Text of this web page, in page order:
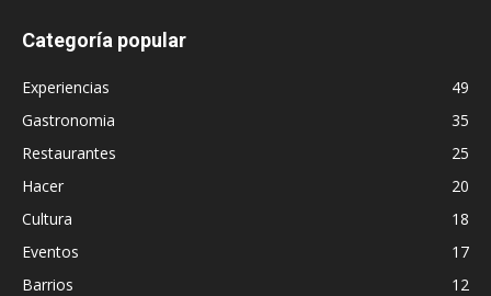
Categoría popular
Experiencias
49
Gastronomia
35
Restaurantes
25
Hacer
20
Cultura
18
Eventos
17
Barrios
12